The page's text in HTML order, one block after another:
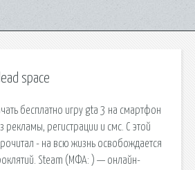
space
бесплатно игру gta 3 на смартфон
рекламы, регистрации и смс. С этой
- на всю жизнь освобождается
Steam (МФА: ) — онлайн-